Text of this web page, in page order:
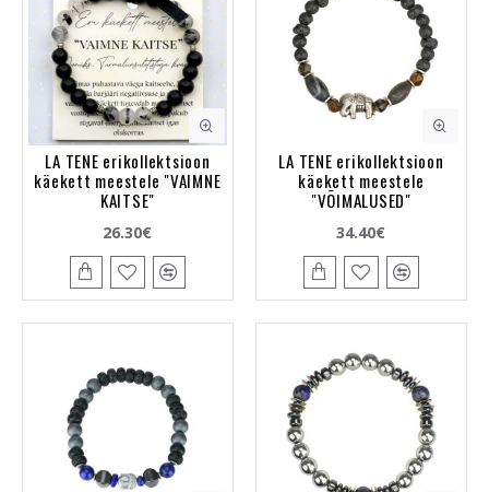
LA TENE erikollektsioon
käekett meestele "VAIMNE
KAITSE"
26.30€
LA TENE erikollektsioon
käekett meestele
"VÕIMALUSED"
34.40€